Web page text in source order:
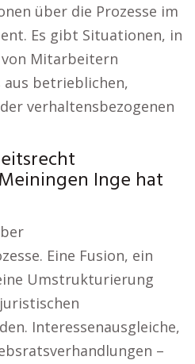
über die Prozesse im
Es gibt Situationen, in
Mitarbeitern
betrieblichen,
verhaltensbezogenen
Inge hat
Eine Fusion, ein
Umstrukturierung
Interessenausgleiche,
–